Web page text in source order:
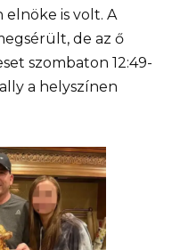
is volt. A
de az ő
szombaton 12:49-
a helyszínen